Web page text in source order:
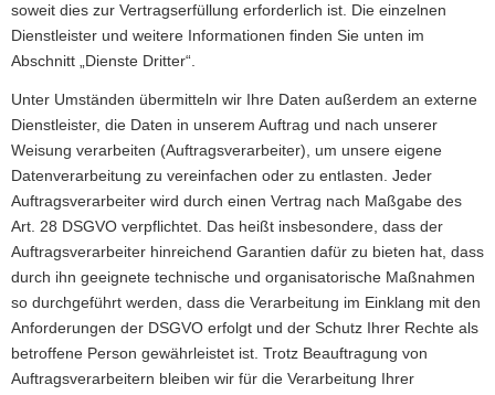
soweit dies zur Vertragserfüllung erforderlich ist. Die einzelnen
Dienstleister und weitere Informationen finden Sie unten im
Abschnitt „Dienste Dritter“.
Unter Umständen übermitteln wir Ihre Daten außerdem an externe
Dienstleister, die Daten in unserem Auftrag und nach unserer
Weisung verarbeiten (Auftragsverarbeiter), um unsere eigene
Datenverarbeitung zu vereinfachen oder zu entlasten. Jeder
Auftragsverarbeiter wird durch einen Vertrag nach Maßgabe des
Art. 28 DSGVO verpflichtet. Das heißt insbesondere, dass der
Auftragsverarbeiter hinreichend Garantien dafür zu bieten hat, dass
durch ihn geeignete technische und organisatorische Maßnahmen
so durchgeführt werden, dass die Verarbeitung im Einklang mit den
Anforderungen der DSGVO erfolgt und der Schutz Ihrer Rechte als
betroffene Person gewährleistet ist. Trotz Beauftragung von
Auftragsverarbeitern bleiben wir für die Verarbeitung Ihrer